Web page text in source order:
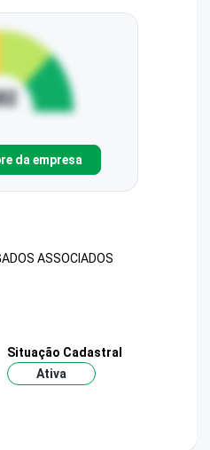
da empresa
ASSOCIADOS
Situação Cadastral
Ativa